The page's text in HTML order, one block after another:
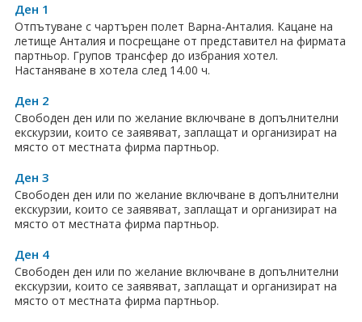
Ден 1
Отпътуване с чартърен полет Варна-Анталия. Кацане на
летище Анталия и посрещане от представител на фирмата
партньор. Групов трансфер до избрания хотел.
Настаняване в хотела след 14.00 ч.
Ден 2
Свободен ден или по желание включване в допълнителни
екскурзии, които се заявяват, заплащат и организират на
място от местната фирма партньор.
Ден 3
Свободен ден или по желание включване в допълнителни
екскурзии, които се заявяват, заплащат и организират на
място от местната фирма партньор.
Ден 4
Свободен ден или по желание включване в допълнителни
екскурзии, които се заявяват, заплащат и организират на
място от местната фирма партньор.